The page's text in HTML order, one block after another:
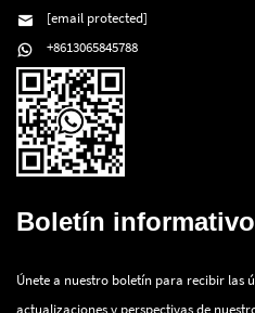
[email protected]
+8613065845788
Boletín informativo
Únete a nuestro boletín para recibir las